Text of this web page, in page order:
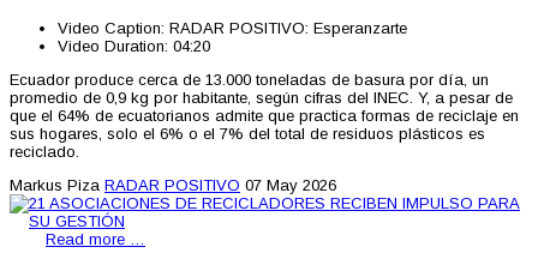
Video Caption: RADAR POSITIVO: Esperanzarte
Video Duration: 04:20
Ecuador produce cerca de 13.000 toneladas de basura por día, un
promedio de 0,9 kg por habitante, según cifras del INEC. Y, a pesar de
que el 64% de ecuatorianos admite que practica formas de reciclaje en
sus hogares, solo el 6% o el 7% del total de residuos plásticos es
reciclado.
Markus Piza RADAR POSITIVO 07 May 2026
Read more …